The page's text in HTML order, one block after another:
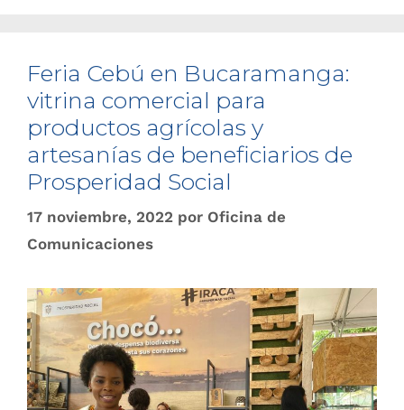
Feria Cebú en Bucaramanga:
vitrina comercial para
productos agrícolas y
artesanías de beneficiarios de
Prosperidad Social
17 noviembre, 2022 por Oficina de
Comunicaciones